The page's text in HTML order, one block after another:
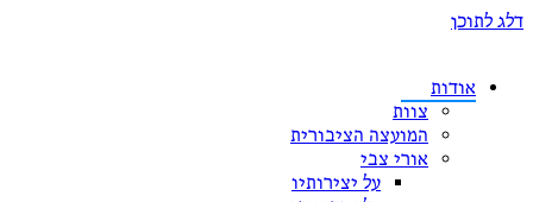
דלג לתוכן
אודות
צוות
המועצה הציבורית
אורי צבי
על יצירותיו